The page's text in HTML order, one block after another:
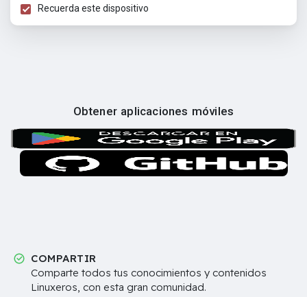
Recuerda este dispositivo
Obtener aplicaciones móviles
COMPARTIR
Comparte todos tus conocimientos y contenidos
Linuxeros, con esta gran comunidad.